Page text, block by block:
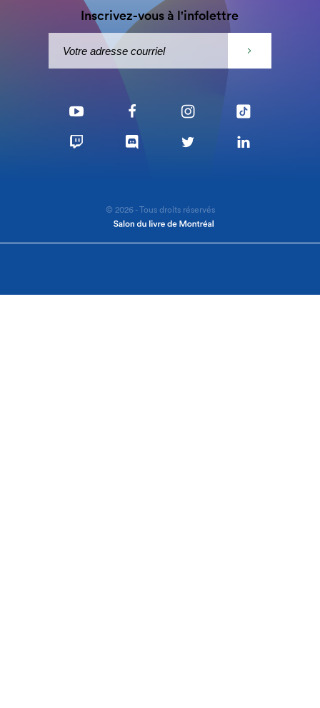
Inscrivez-vous à l'infolettre
© 2026 - Tous droits réservés